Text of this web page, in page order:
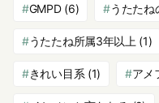
GMPD(6) うたたね
うたたね所属3年以上 (1)
きれい目系 (1) アメ